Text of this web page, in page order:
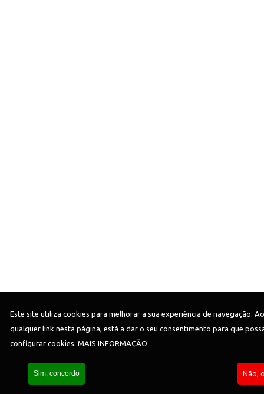
Copyright© 2026 - Todos os direitos reservados
Este site utiliza cookies para melhorar a sua experiência de navegação.
qualquer link nesta página, está a dar o seu consentimento para que
configurar cookies. MAIS INFORMAÇÃO
Não,
Sim, concordo